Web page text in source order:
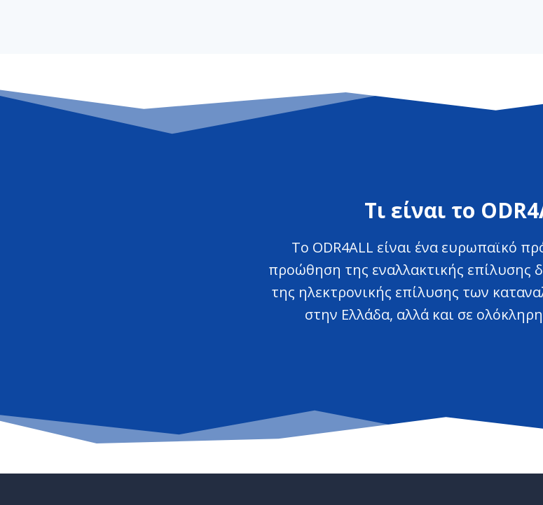
Τι είναι το
Το ODR4ALL είναι ένα ευρωπαϊκό
προώθηση της εναλλακτικής επίλυσης
της ηλεκτρονικής επίλυσης των
στην Ελλάδα, αλλά και σε